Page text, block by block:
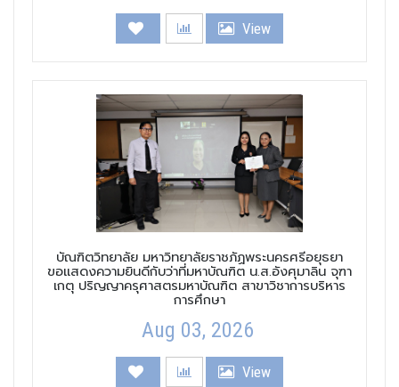
View
บัณฑิตวิทยาลัย มหาวิทยาลัยราชภัฏพระนครศรีอยุธยา
ขอแสดงความยินดีกับว่าที่มหาบัณฑิต น.ส.อังศุมาลิน จุฑา
เกตุ ปริญญาครุศาสตรมหาบัณฑิต สาขาวิชาการบริหาร
การศึกษา
Aug 03, 2026
View